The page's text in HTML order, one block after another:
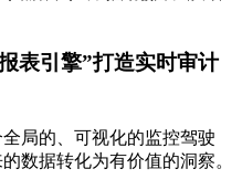
表引擎”打造实时审计
局的、可视化的监控驾驶
的数据转化为有价值的洞察。